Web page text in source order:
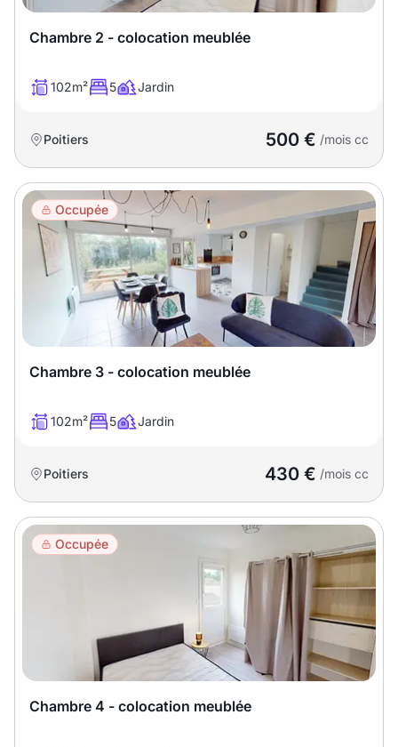
T16
Superficie
Nombre de chambres
disponibles
chambres
disponibles
Espaces additionnels
communes
Ascenseur Gardien
Disponible à partir du
Chambre 2 - colocation meublée
102m² 5 Jardin
Poitiers 500 € /mois cc
Occupée
Chambre 3 - colocation meublée
102m² 5 Jardin
Poitiers 430 € /mois cc
Occupée
Chambre 4 - colocation meublée